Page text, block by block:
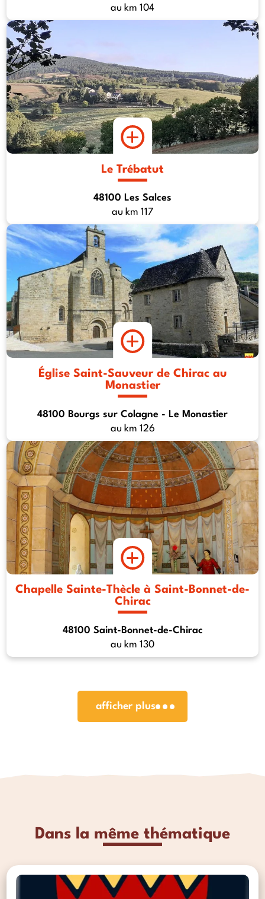
au km 104
Le Trébatut
48100 Les Salces
au km 117
Église Saint-Sauveur de Chirac au
Monastier
48100 Bourgs sur Colagne - Le Monastier
au km 126
Chapelle Sainte-Thècle à Saint-Bonnet-de-
Chirac
48100 Saint-Bonnet-de-Chirac
au km 130
afficher plus
Dans la même thématique